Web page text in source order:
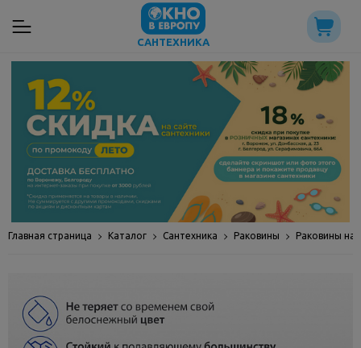
САНТЕХНИКА
Главная страница Каталог Сантехника Раковины Раковины